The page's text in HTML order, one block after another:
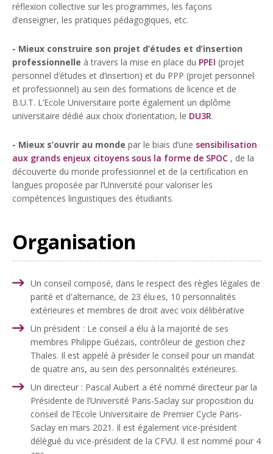
réflexion collective sur les programmes, les façons
d’enseigner, les pratiques pédagogiques, etc.
- Mieux construire son projet d’études et d’insertion
professionnelle à travers la mise en place du PPEI (projet
personnel d’études et d’insertion) et du PPP (projet personnel
et professionnel) au sein des formations de licence et de
B.U.T. L’Ecole Universitaire porte également un diplôme
universitaire dédié aux choix d’orientation, le DU3R.
- Mieux s’ouvrir au monde par le biais d’une sensibilisation
aux grands enjeux citoyens sous la forme de SPOC , de la
découverte du monde professionnel et de la certification en
langues proposée par l’Université pour valoriser les
compétences linguistiques des étudiants.
Organisation
Un conseil composé, dans le respect des règles légales de
parité et d'alternance, de 23 élu·es, 10 personnalités
extérieures et membres de droit avec voix délibérative
Un président : Le conseil a élu à la majorité de ses
membres Philippe Guézais, contrôleur de gestion chez
Thales. Il est appelé à présider le conseil pour un mandat
de quatre ans, au sein des personnalités extérieures.
Un directeur : Pascal Aubert a été nommé directeur par la
Présidente de l’Université Paris-Saclay sur proposition du
conseil de l’Ecole Universitaire de Premier Cycle Paris-
Saclay en mars 2021. Il est également vice-président
délégué du vice-président de la CFVU. Il est nommé pour 4